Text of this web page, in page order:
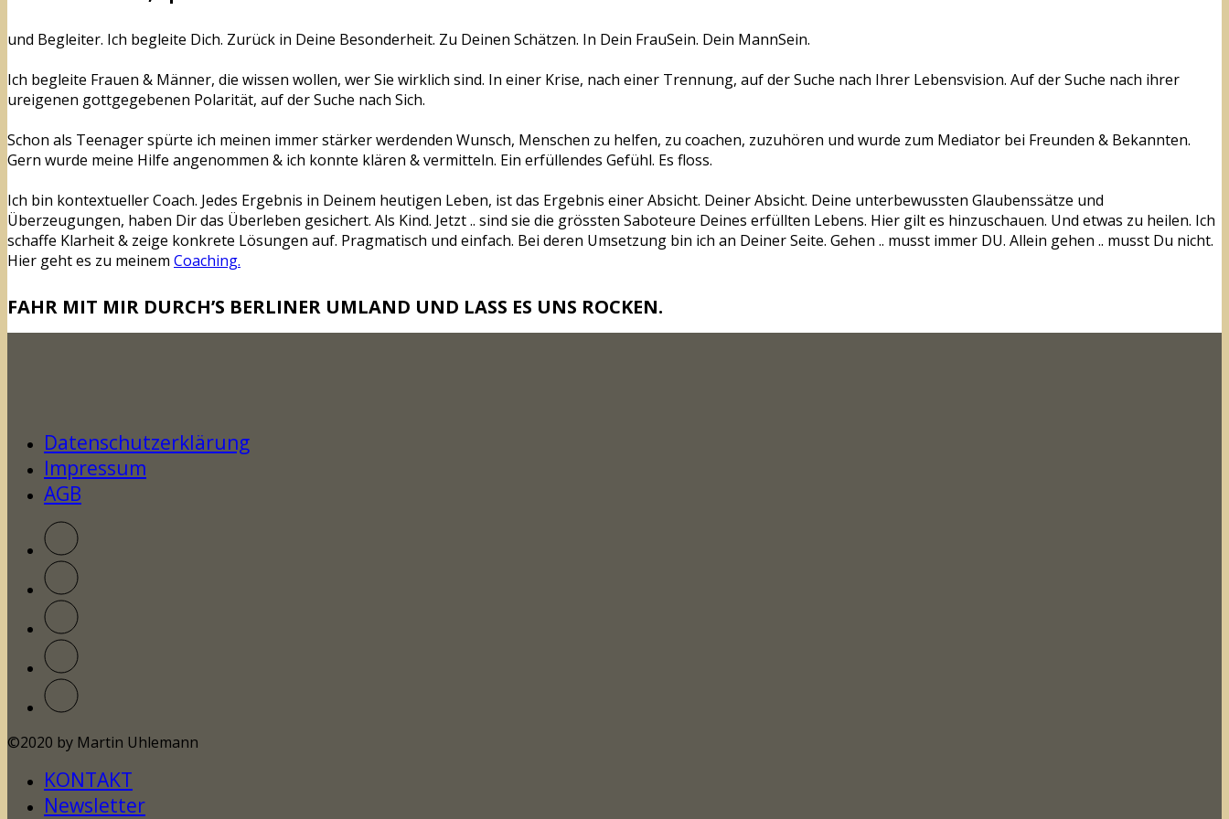
und Begleiter. Ich begleite Dich. Zurück in Deine Besonderheit. Zu Deinen Schätzen. In Dein FrauSein. Dein MannSein.
Ich begleite Frauen & Männer, die wissen wollen, wer Sie wirklich sind. In einer Krise, nach einer Trennung, auf der Suche nach Ihrer Lebensvision. Auf der Suche nach ihrer
ureigenen gottgegebenen Polarität, auf der Suche nach Sich.
Schon als Teenager spürte ich meinen immer stärker werdenden Wunsch, Menschen zu helfen, zu coachen, zuzuhören und wurde zum Mediator bei Freunden & Bekannten.
Gern wurde meine Hilfe angenommen & ich konnte klären & vermitteln. Ein erfüllendes Gefühl. Es floss.
Ich bin kontextueller Coach. Jedes Ergebnis in Deinem heutigen Leben, ist das Ergebnis einer Absicht. Deiner Absicht. Deine unterbewussten Glaubenssätze und
Überzeugungen, haben Dir das Überleben gesichert. Als Kind. Jetzt .. sind sie die grössten Saboteure Deines erfüllten Lebens. Hier gilt es hinzuschauen. Und etwas zu heilen. Ich
schaffe Klarheit & zeige konkrete Lösungen auf. Pragmatisch und einfach. Bei deren Umsetzung bin ich an Deiner Seite. Gehen .. musst immer DU. Allein gehen .. musst Du nicht.
Hier geht es zu meinem Coaching.
FAHR MIT MIR DURCH’S BERLINER UMLAND UND LASS ES UNS ROCKEN.
Datenschutzerklärung
Impressum
AGB
©2020 by Martin Uhlemann
KONTAKT
Newsletter